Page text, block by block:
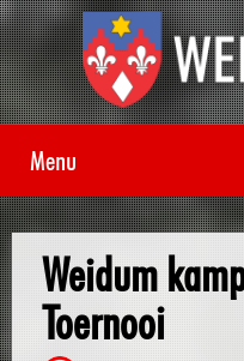
Menu
Weidum
Toernooi